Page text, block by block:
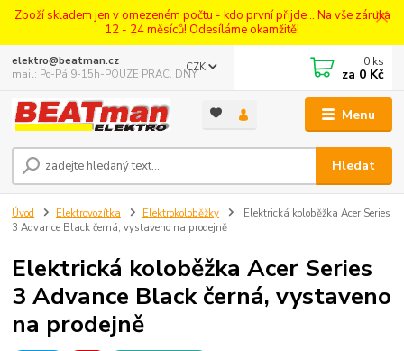
Zboží skladem jen v omezeném počtu - kdo první přijde... Na vše záruka
12 - 24 měsíců! Odesíláme okamžitě!
Menu
CZK
Hledat
elektro@beatman.cz
mail: Po-Pá:9-15h-POUZE PRAC. DNY
0 ks
za 0 Kč
Úvod Elektrovozítka Elektrokoloběžky
Elektrická koloběžka Acer Series
3 Advance Black černá, vystaveno na prodejně
Elektrická koloběžka Acer Series
3 Advance Black černá, vystaveno
na prodejně